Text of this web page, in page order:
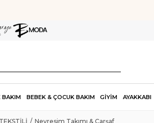
BAKIM BEBEK & ÇOCUK BAKIM GİYİM AYAKKABI
Nevresim Takımı & Çarşaf